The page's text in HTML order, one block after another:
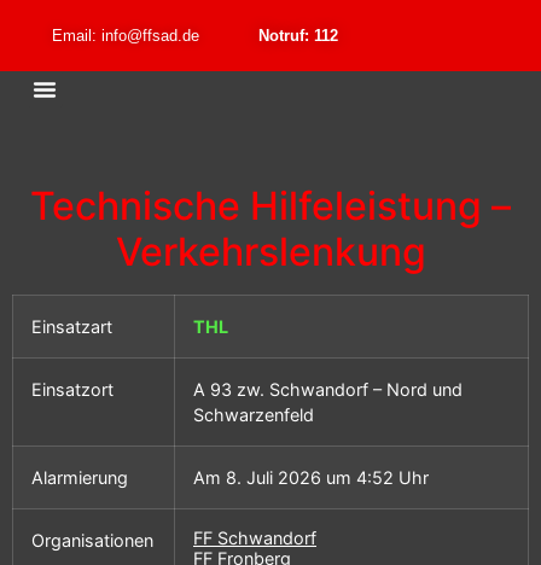
Email: info@ffsad.de Notruf: 112
Technische Hilfeleistung –
Verkehrslenkung
Einsatzart THL
Einsatzort
A 93 zw. Schwandorf – Nord und
Schwarzenfeld
Alarmierung Am 8. Juli 2026 um 4:52 Uhr
Organisationen
FF Schwandorf
FF Fronberg